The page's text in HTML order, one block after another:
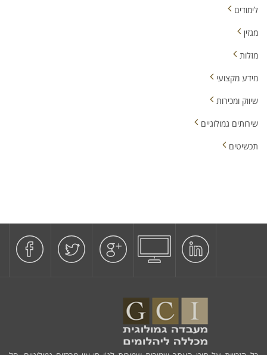
לימודים
מגזין
מזלות
מידע מקצועי
שיווק ומכירות
שירותים גמולוגיים
תכשיטים